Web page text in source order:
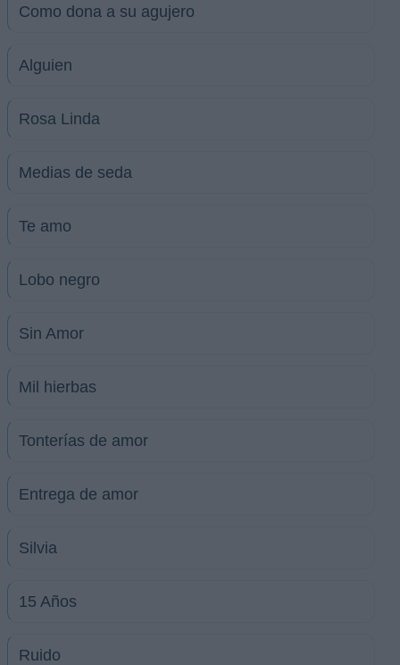
Como dona a su agujero
Alguien
Rosa Linda
Medias de seda
Te amo
Lobo negro
Sin Amor
Mil hierbas
Tonterías de amor
Entrega de amor
Silvia
15 Años
Ruido